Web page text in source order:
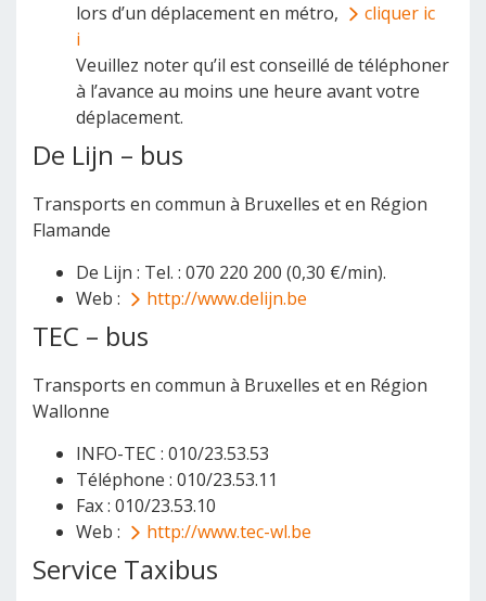
lors d’un déplacement en métro,
cliquer ic
i
Veuillez noter qu’il est conseillé de téléphoner
à l’avance au moins une heure avant votre
déplacement.
De Lijn – bus
Transports en commun à Bruxelles et en Région
Flamande
De Lijn : Tel. : 070 220 200 (0,30 €/min).
Web :
http://www.delijn.be
TEC – bus
Transports en commun à Bruxelles et en Région
Wallonne
INFO-TEC : 010/23.53.53
Téléphone : 010/23.53.11
Fax : 010/23.53.10
Web :
http://www.tec-wl.be
Service Taxibus